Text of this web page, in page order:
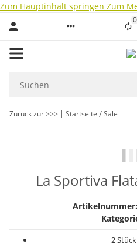
Zum Hauptinhalt springen Zum
0
Zurück zur >>> Startseite Sale
La Sportiva
Artikelnummer:
2